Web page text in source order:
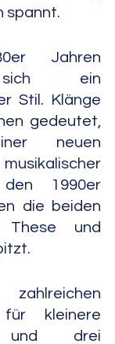
spannt.
Jahren
sich ein
Stil. Klänge
gedeutet,
neuen
1990er
die beiden
These und
für kleinere
und drei